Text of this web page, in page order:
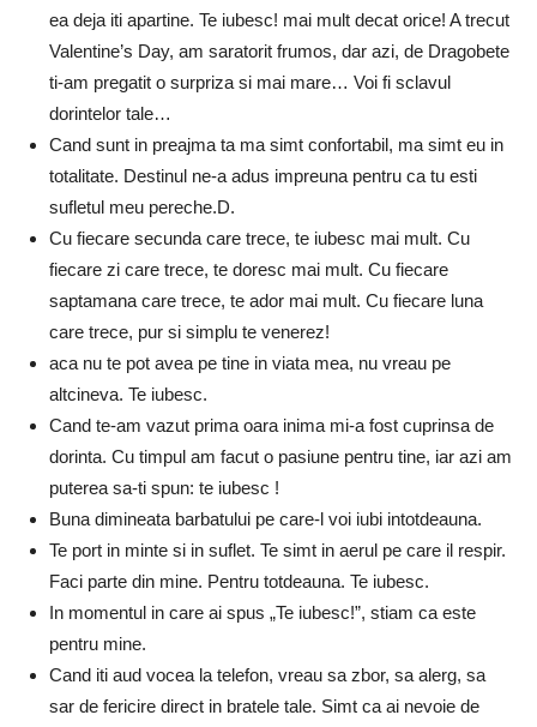
ea deja iti apartine. Te iubesc! mai mult decat orice! A trecut
Valentine’s Day, am saratorit frumos, dar azi, de Dragobete
ti-am pregatit o surpriza si mai mare… Voi fi sclavul
dorintelor tale…
Cand sunt in preajma ta ma simt confortabil, ma simt eu in
totalitate. Destinul ne-a adus impreuna pentru ca tu esti
sufletul meu pereche.D.
Cu fiecare secunda care trece, te iubesc mai mult. Cu
fiecare zi care trece, te doresc mai mult. Cu fiecare
saptamana care trece, te ador mai mult. Cu fiecare luna
care trece, pur si simplu te venerez!
aca nu te pot avea pe tine in viata mea, nu vreau pe
altcineva. Te iubesc.
Cand te-am vazut prima oara inima mi-a fost cuprinsa de
dorinta. Cu timpul am facut o pasiune pentru tine, iar azi am
puterea sa-ti spun: te iubesc !
Buna dimineata barbatului pe care-l voi iubi intotdeauna.
Te port in minte si in suflet. Te simt in aerul pe care il respir.
Faci parte din mine. Pentru totdeauna. Te iubesc.
In momentul in care ai spus „Te iubesc!”, stiam ca este
pentru mine.
Cand iti aud vocea la telefon, vreau sa zbor, sa alerg, sa
sar de fericire direct in bratele tale. Simt ca ai nevoie de